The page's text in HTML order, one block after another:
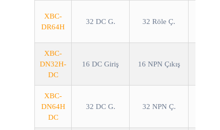
XBC-
DR64H
32 DC G. 32 Röle Ç.
XBC-
DN32H-
DC
16 DC Giriş 16 NPN Çıkış
XBC-
DN64H
DC
32 DC G. 32 NPN Ç.